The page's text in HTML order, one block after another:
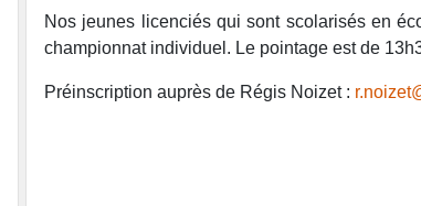
Nos jeunes licenciés qui sont scolarisés en
championnat individuel. Le pointage est de
Préinscription auprès de Régis Noizet :